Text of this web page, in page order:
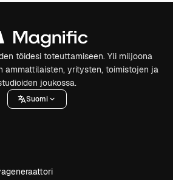
töidesi toteuttamiseen. Yli miljoona
ammattilaisten, yritysten, toimistojen ja
joukossa.
Suomi